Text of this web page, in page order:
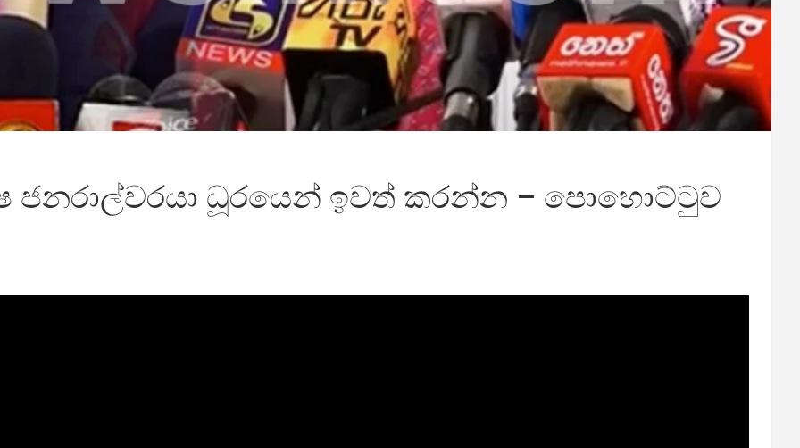
ජනරාල්වරයා ධූරයෙන් ඉවත් කරන්න – පොහොට්ටුව